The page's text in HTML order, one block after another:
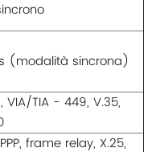
(modalità sincrona)
VIA/TIA - 449, V.35,
frame relay, X.25,